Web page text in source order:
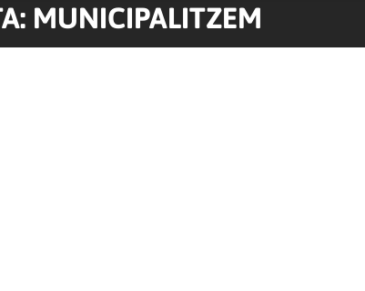
MUNICIPALITZEM